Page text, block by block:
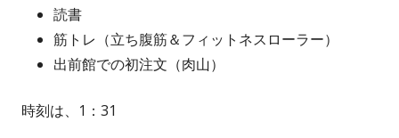
読書
筋トレ（立ち腹筋＆フィットネスローラー）
出前館での初注文（肉山）
時刻は、1：31